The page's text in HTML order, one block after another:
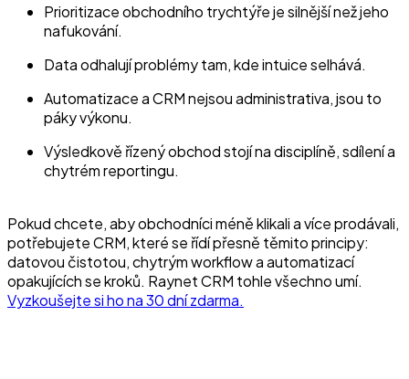
Prioritizace obchodního trychtýře je silnější než jeho
nafukování.
Data odhalují problémy tam, kde intuice selhává.
Automatizace a CRM nejsou administrativa, jsou to
páky výkonu.
Výsledkově řízený obchod stojí na disciplíně, sdílení a
chytrém reportingu.
Pokud chcete, aby obchodníci méně klikali a více prodávali,
potřebujete CRM, které se řídí přesně těmito principy:
datovou čistotou, chytrým workflow a automatizací
opakujících se kroků. Raynet CRM tohle všechno umí.
Vyzkoušejte si ho na 30 dní zdarma.